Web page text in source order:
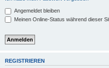
Angemeldet bleiben
Meinen Online-Status während dieser
REGISTRIEREN